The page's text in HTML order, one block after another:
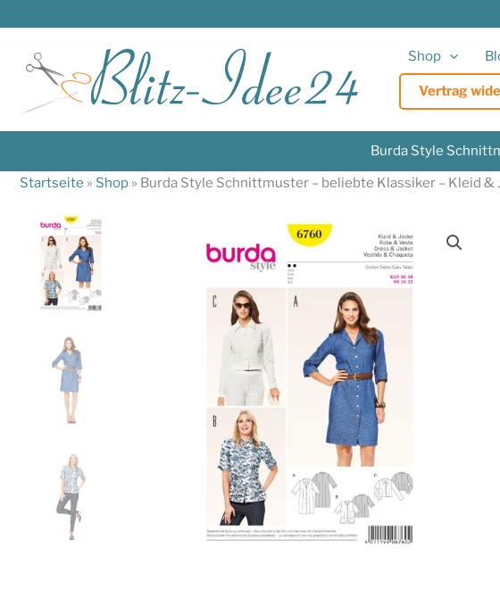
springen
Shop
Vertrag
Burda Style
Startseite » Shop » Burda Style Schnittmuster – beliebte Klassiker – Kleid &